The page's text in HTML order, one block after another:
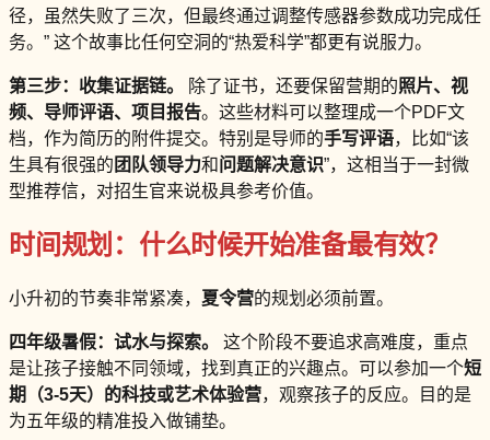
径，虽然失败了三次，但最终通过调整传感器参数成功完成任
务。” 这个故事比任何空洞的“热爱科学”都更有说服力。
第三步：收集证据链。 除了证书，还要保留营期的照片、视
频、导师评语、项目报告。这些材料可以整理成一个PDF文
档，作为简历的附件提交。特别是导师的手写评语，比如“该
生具有很强的 团队领导力和问题解决意识”，这相当于一封微
型推荐信，对招生官来说极具参考价值。
时间规划：什么时候开始准备最有效？
小升初的节奏非常紧凑， 夏令营的规划必须前置。
四年级暑假：试水与探索。
这个阶段不要追求高难度，重点
是让孩子接触不同领域，找到真正的兴趣点。可以参加一个短
期（3-5天）的科技或艺术体验营，观察孩子的反应。目的是
为五年级的精准投入做铺垫。